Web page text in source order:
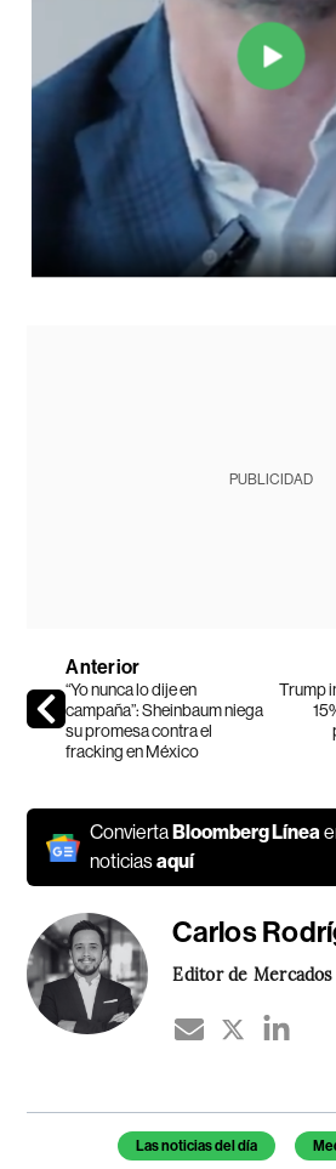
PUBLICIDAD
Anterior
“Yo nunca lo dije en
campaña”: Sheinbaum niega
su promesa contra el
fracking en México
Trump
Convierta Bloomberg Línea
noticiasaquí
Carlos
Editor de Mercados
Temas de este artículo
Las noticias del día